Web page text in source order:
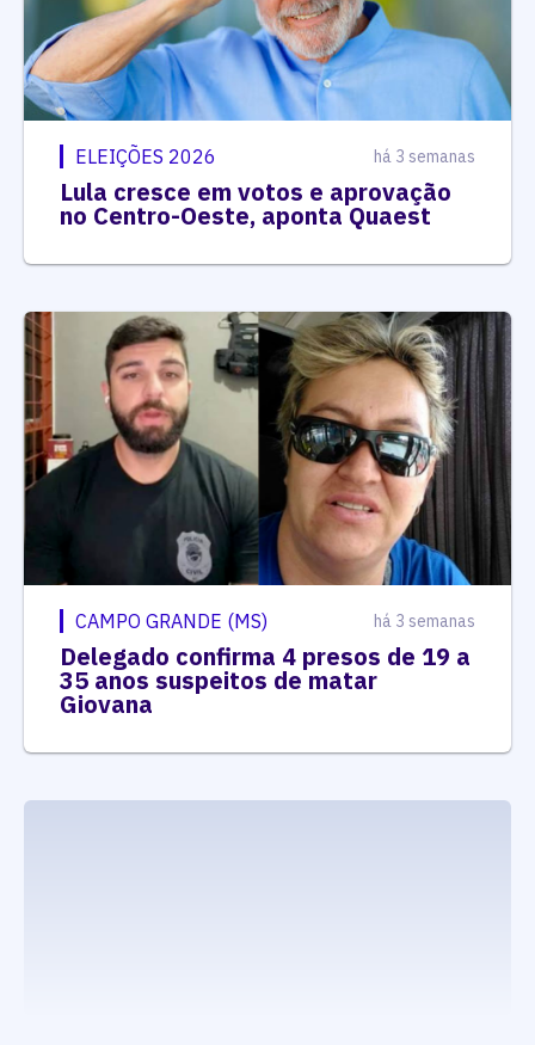
ELEIÇÕES 2026 há 3 semanas
Lula cresce em votos e aprovação
no Centro-Oeste, aponta Quaest
CAMPO GRANDE (MS) há 3 semanas
Delegado confirma 4 presos de 19 a
35 anos suspeitos de matar
Giovana